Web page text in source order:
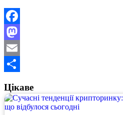
Facebook
Mastodon
Email
Цікаве